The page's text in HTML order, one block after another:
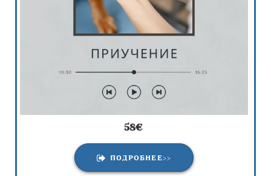
58€
ПОДРОБНЕЕ>>